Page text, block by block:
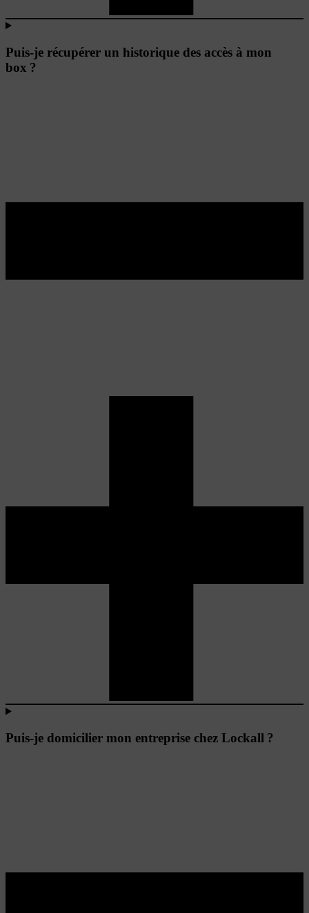
Puis-je récupérer un historique des accès à mon
box ?
Puis-je domicilier mon entreprise chez Lockall ?